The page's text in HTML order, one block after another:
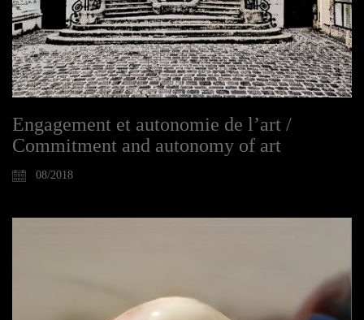
Engagement et autonomie de l’art /
Commitment and autonomy of art
08/2018